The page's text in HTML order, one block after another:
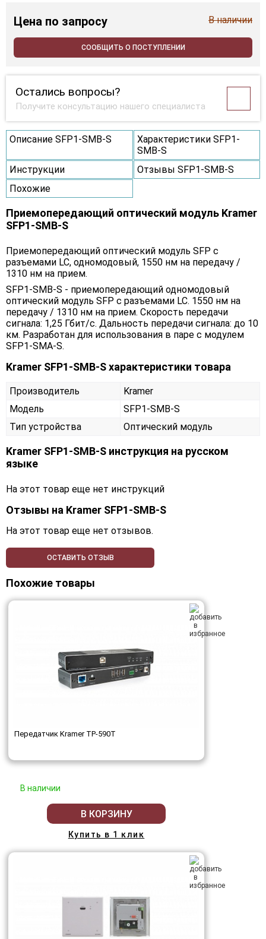
Цена по запросу В наличии
СООБЩИТЬ О ПОСТУПЛЕНИИ
Остались вопросы?
Получите консультацию нашего специалиста
Описание SFP1-SMB-S
Характеристики SFP1-
SMB-S
Инструкции
Отзывы SFP1-SMB-S
Похожие
Приемопередающий оптический модуль Kramer
SFP1-SMB-S
Приемопередающий оптический модуль SFP с
разъемами LC, одномодовый, 1550 нм на передачу /
1310 нм на прием.
SFP1-SMB-S - приемопередающий одномодовый
оптический модуль SFP с разъемами LC. 1550 нм на
передачу / 1310 нм на прием. Cкорость передачи
сигнала: 1,25 Гбит/с. Дальность передачи сигнала: до 10
км. Разработан для использования в паре с модулем
SFP1-SMA-S.
Kramer SFP1-SMB-S характеристики товара
Производитель
Kramer
Модель
SFP1-SMB-S
Тип устройства
Оптический модуль
Kramer SFP1-SMB-S инструкция на русском
языке
На этот товар еще нет инструкций
Отзывы на Kramer SFP1-SMB-S
На этот товар еще нет отзывов.
ОСТАВИТЬ ОТЗЫВ
Похожие товары
Передатчик Kramer TP-590T
В наличии
В КОРЗИНУ
Купить в 1 клик